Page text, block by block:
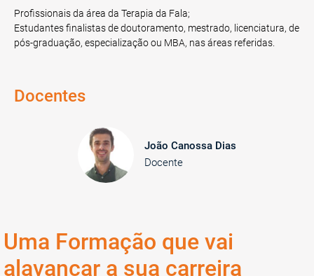
e estratégias de monitorização. O módulo inclui ainda a análise de
estudos de caso.
Profissionais da área da Terapia da Fala;
Estudantes finalistas de doutoramento, mestrado, licenciatura, de
pós-graduação, especialização ou MBA, nas áreas referidas.
Docentes
João Canossa Dias
Docente
Uma Formação que vai
alavancar a sua carreira